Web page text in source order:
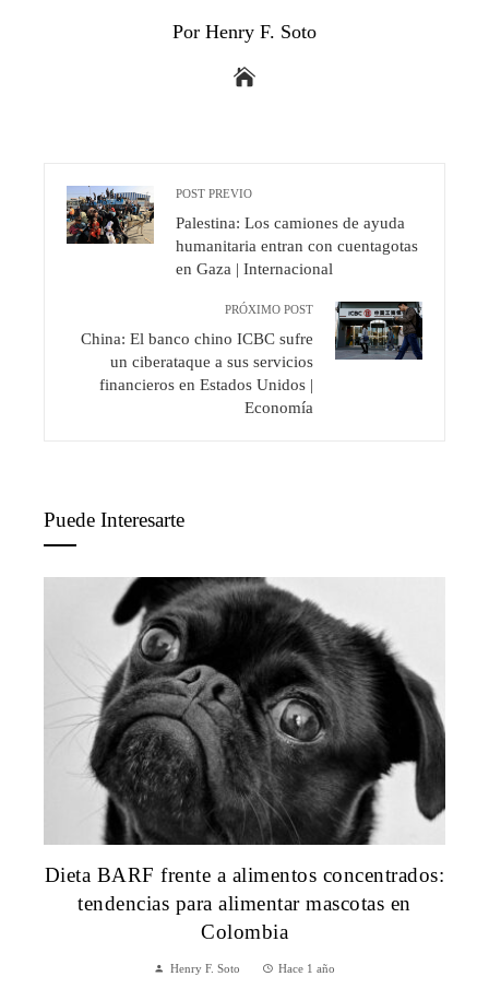
Por Henry F. Soto
POST PREVIO
Palestina: Los camiones de ayuda
humanitaria entran con cuentagotas
en Gaza | Internacional
PRÓXIMO POST
China: El banco chino ICBC sufre
un ciberataque a sus servicios
financieros en Estados Unidos |
Economía
Puede Interesarte
Dieta BARF frente a alimentos concentrados:
tendencias para alimentar mascotas en
Colombia
Henry F. Soto Hace 1 año